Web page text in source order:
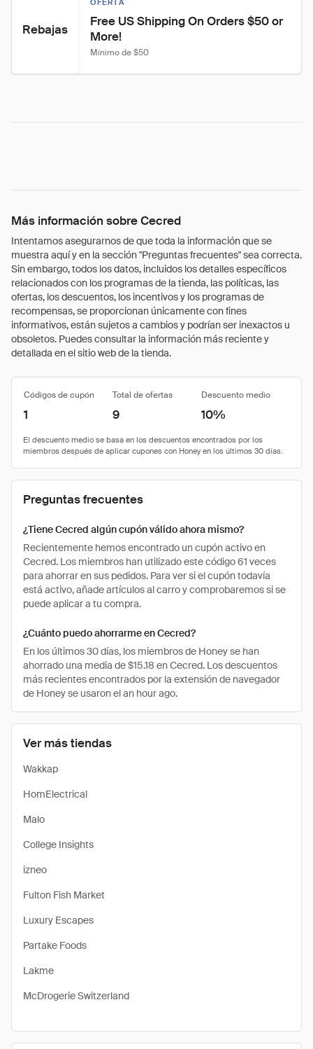
Rebajas
OFERTA
Free US Shipping On Orders $50 or
More!
Mínimo de $50
Más información sobre Cecred
Intentamos asegurarnos de que toda la información que se
muestra aquí y en la sección "Preguntas frecuentes" sea correcta.
Sin embargo, todos los datos, incluidos los detalles específicos
relacionados con los programas de la tienda, las políticas, las
ofertas, los descuentos, los incentivos y los programas de
recompensas, se proporcionan únicamente con fines
informativos, están sujetos a cambios y podrían ser inexactos u
obsoletos. Puedes consultar la información más reciente y
detallada en el sitio web de la tienda.
Ver más tiendas
Wakkap
HomElectrical
Malo
College Insights
izneo
Fulton Fish Market
Luxury Escapes
Partake Foods
Lakme
McDrogerie Switzerland
Códigos de cupón Total de ofertas Descuento medio
1 9 10%
Preguntas frecuentes
¿Tiene Cecred algún cupón válido ahora mismo?
Recientemente hemos encontrado un cupón activo en
Cecred. Los miembros han utilizado este código 61 veces
para ahorrar en sus pedidos. Para ver si el cupón todavía
está activo, añade artículos al carro y comprobaremos si se
puede aplicar a tu compra.
¿Cuánto puedo ahorrarme en Cecred?
En los últimos 30 días, los miembros de Honey se han
ahorrado una media de $15.18 en Cecred. Los descuentos
más recientes encontrados por la extensión de navegador
de Honey se usaron el an hour ago.